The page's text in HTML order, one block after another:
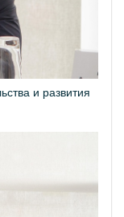
и развития